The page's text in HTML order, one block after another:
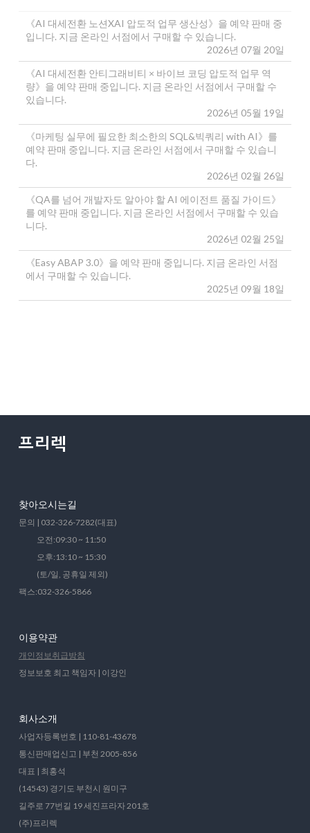
《AI 대세전환 노션XAI 압도적 업무 생산성》을 예약 판매 중
입니다. 지금 온라인 서점에서 구매할 수 있습니다.
2026년 07월 20일
《AI 대세전환 안티그래비티 × 바이브 코딩 압도적 업무 역
량》을 예약 판매 중입니다. 지금 온라인 서점에서 구매할 수
있습니다.
2026년 05월 19일
《마케팅 실무에 필요한 최소한의 SQL&빅쿼리 with AI》를
예약 판매 중입니다. 지금 온라인 서점에서 구매할 수 있습니
다.
2026년 02월 26일
《QA를 넘어 개발자도 알아야 할 AI 에이전트 품질 가이드》
를 예약 판매 중입니다. 지금 온라인 서점에서 구매할 수 있습
니다.
2026년 02월 25일
《Easy ABAP 3.0》을 예약 판매 중입니다. 지금 온라인 서점
에서 구매할 수 있습니다.
2025년 09월 18일
찾아오시는길
문의 | 032-326-7282(대표)
오전:09:30 ~ 11:50
오후:13:10 ~ 15:30
(토/일, 공휴일 제외)
팩스:032-326-5866
이용약관
개인정보취급방침
정보보호 최고 책임자 | 이강인
회사소개
사업자등록번호 | 110-81-43678
통신판매업신고 | 부천 2005-856
대표 | 최홍석
(14543) 경기도 부천시 원미구
길주로 77번길 19 세진프라자 201호
(주)프리렉